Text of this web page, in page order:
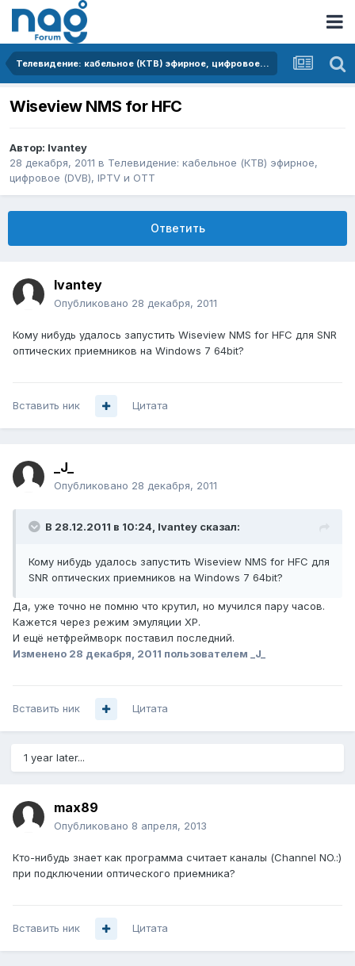
Телевидение: кабельное (КТВ) эфирное, цифровое (DVB), IPTV и OTT
Wiseview NMS for HFC
Автор: Ivantey
28 декабря, 2011 в Телевидение: кабельное (КТВ) эфирное,
цифровое (DVB), IPTV и OTT
Ответить
Ivantey
Опубликовано 28 декабря, 2011
Кому нибудь удалось запустить Wiseview NMS for HFC для SNR
оптических приемников на Windows 7 64bit?
Вставить ник Цитата
_J_
Опубликовано 28 декабря, 2011
В 28.12.2011 в 10:24, Ivantey сказал:
Кому нибудь удалось запустить Wiseview NMS for HFC для
SNR оптических приемников на Windows 7 64bit?
Да, уже точно не помню что крутил, но мучился пару часов.
Кажется через режим эмуляции XP.
И ещё нетфреймворк поставил последний.
Изменено 28 декабря, 2011 пользователем _J_
Вставить ник Цитата
1 year later...
max89
Опубликовано 8 апреля, 2013
Кто-нибудь знает как программа считает каналы (Channel NO.:)
при подключении оптического приемника?
Вставить ник Цитата